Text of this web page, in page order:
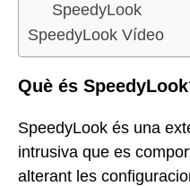
SpeedyLook
SpeedyLook Vídeo
Què és
SpeedyLook és una
intrusiva que es
alterant les